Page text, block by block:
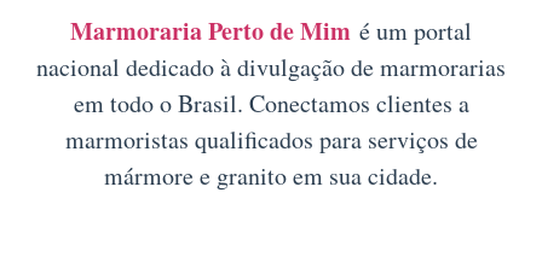
Marmoraria Perto de Mim é um portal
nacional dedicado à divulgação de marmorarias
em todo o Brasil. Conectamos clientes a
marmoristas qualificados para serviços de
mármore e granito em sua cidade.